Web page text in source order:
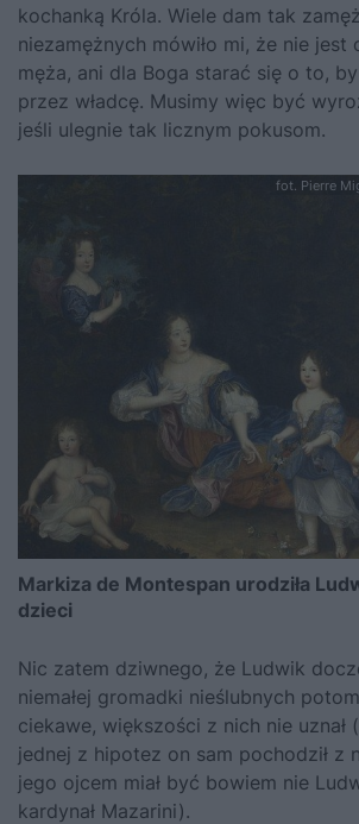
kochanką Króla. Wiele dam tak
niezamężnych mówiło mi, że nie jest
męża, ani dla Boga starać się o to,
przez władcę. Musimy więc być
jeśli ulegnie tak licznym pokusom.
fot. Pierre
Markiza de Montespan urodziła
dzieci
Nic zatem dziwnego, że Ludwik
niemałej gromadki nieślubnych
ciekawe, większości z nich nie uznał
jednej z hipotez on sam pochodził z
jego ojcem miał być bowiem nie
kardynał Mazarini).